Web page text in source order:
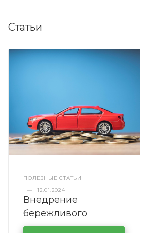
Статьи
ПОЛЕЗНЫЕ СТАТЬИ
—
12.01.2024
Внедрение
бережливого
производства в